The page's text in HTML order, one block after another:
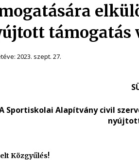
támogatás
2023. szept. 27.
Sportiskolai Alapítvány civil
Közgyűlés!